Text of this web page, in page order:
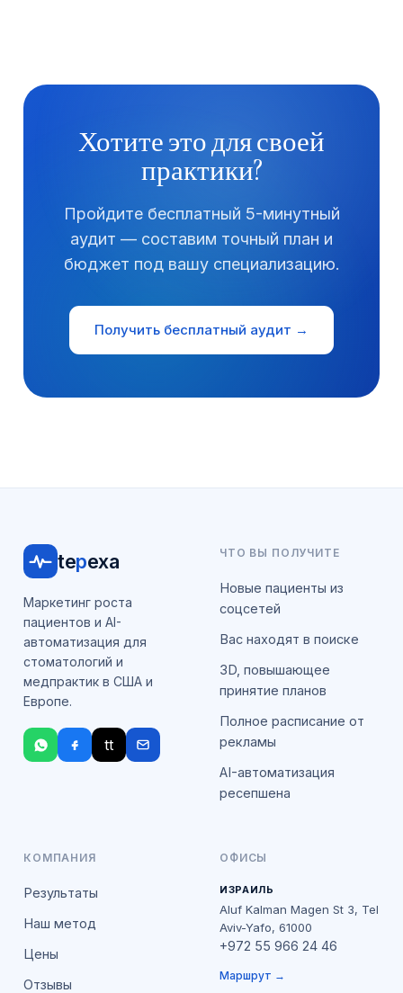
Хотите это для своей
практики?
Пройдите бесплатный 5-минутный
аудит — составим точный план и
бюджет под вашу специализацию.
Получить бесплатный аудит →
tepexa
Маркетинг роста
пациентов и AI-
автоматизация для
стоматологий и
медпрактик в США и
Европе.
tt
ЧТО ВЫ ПОЛУЧИТЕ
Новые пациенты из
соцсетей
Вас находят в поиске
3D, повышающее
принятие планов
Полное расписание от
рекламы
AI-автоматизация
ресепшена
КОМПАНИЯ
Результаты
Наш метод
Цены
Отзывы
ОФИСЫ
ИЗРАИЛЬ
Aluf Kalman Magen St 3, Tel
Aviv-Yafo, 61000
+972 55 966 24 46
Маршрут →